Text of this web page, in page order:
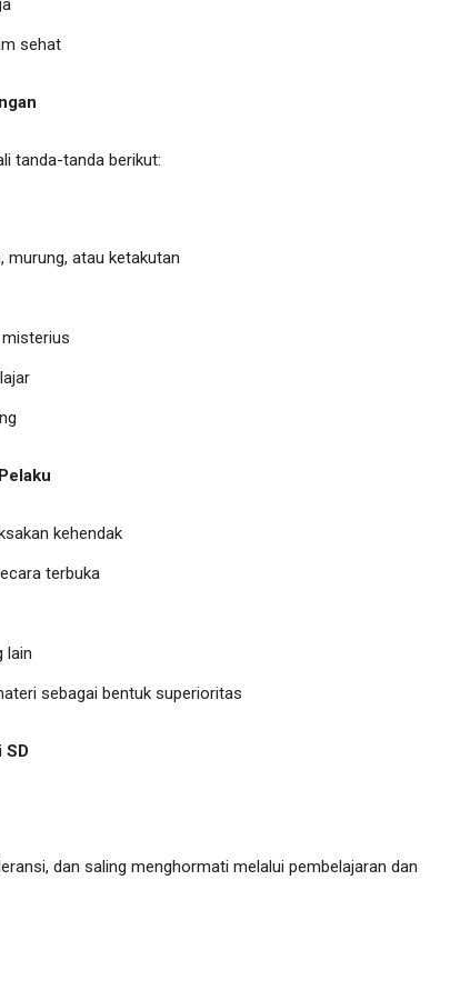
sehat
tanda-tanda berikut:
murung, atau ketakutan
kehendak
terbuka
lain
sebagai bentuk superioritas
SD
dan saling menghormati melalui pembelajaran dan